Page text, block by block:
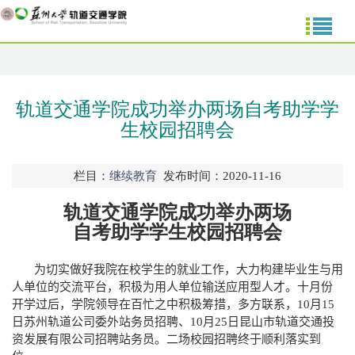
轨道交通学院成功举办两场自考助学学
生校园招聘会
栏目： 继续教育 发布时间：2020-11-16
轨道交通学院成功举办两场
自考助学学生校园招聘会
为切实做好我院在校学生的就业工作，大力构建毕业生与用
人单位的交流平台，积极为用人单位输送应用型人才。十月份
开学过后，学院领导在百忙之中积极筹措，多方联系， 10月 15
日苏州轨道公司委外站务员招聘、 10月 25 日昆山市轨道交通投
资发展有限公司招聘站务员。二场校园招聘终于顺利落实到